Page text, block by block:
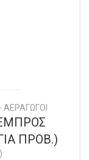
ΠΡΟΒ.)